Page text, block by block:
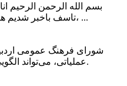
بسم الله الرحمن الرحیم انا
تاسف باخبر شدیم هنرمند برجسته ایران و فرزند اردبیل، ...
شورای فرهنگ عمومی
عملیاتی، می‌تواند الگویی برای سایر استان‌های کشور باشد.